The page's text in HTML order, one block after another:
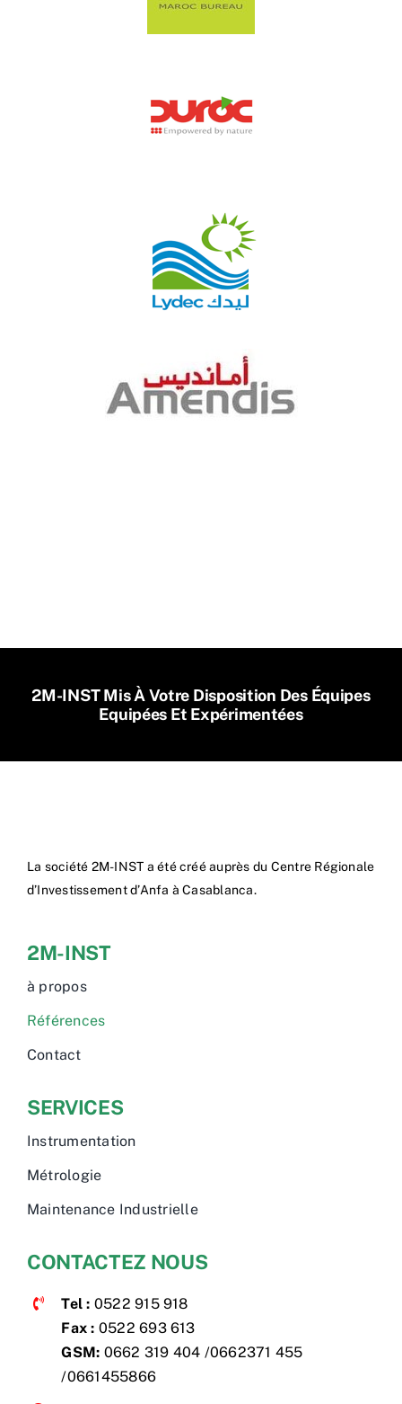
2M-INST Mis À Votre Disposition Des Équipes
Equipées Et Expérimentées
La société 2M-INST a été créé auprès du Centre Régionale
d’Investissement d’Anfa à Casablanca.
2M-INST
à propos
Références
Contact
SERVICES
Instrumentation
Métrologie
Maintenance Industrielle
CONTACTEZ NOUS
Tel : 0522 915 918
Fax : 0522 693 613
GSM: 0662 319 404 /0662371 455
/0661455866